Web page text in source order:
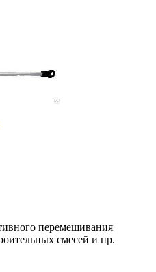
перемешивания
смесей и пр.